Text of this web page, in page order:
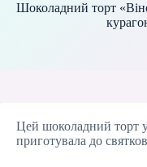
Шоколадний торт
Цей шоколадний торт у
приготувала до